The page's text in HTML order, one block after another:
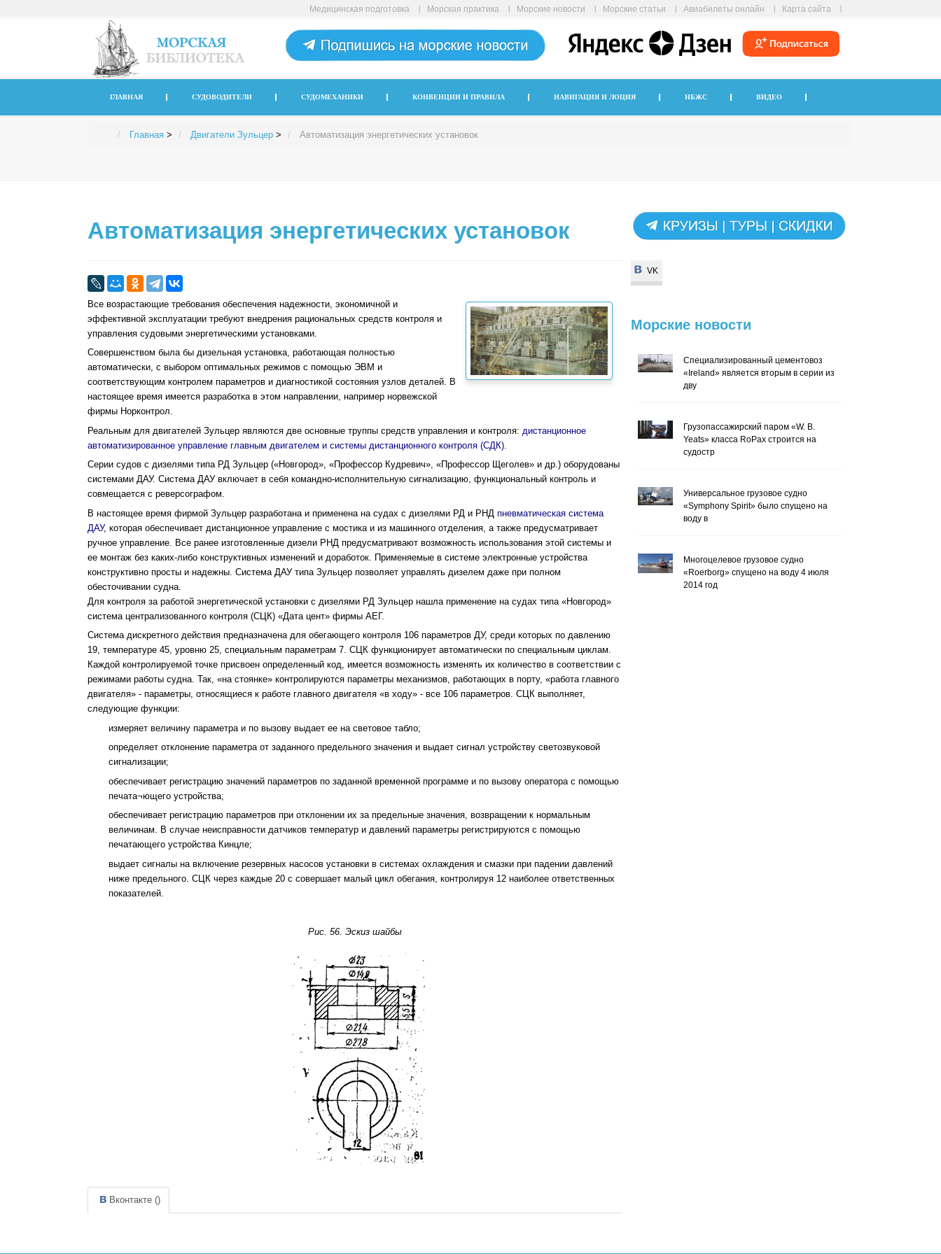
Медицинская подготовка Морская практика Морские новости Морские статьи Авиабилеты онлайн Карта сайта
ГЛАВНАЯ СУДОВОДИТЕЛИ СУДОМЕХАНИКИ КОНВЕНЦИИ И ПРАВИЛА НАВИГАЦИЯ И ЛОЦИЯ НБЖС ВИДЕО
Главная > Двигатели Зульцер > Автоматизация энергетических установок
Автоматизация энергетических установок
Все возрастающие требования обеспечения надежности, экономичной и
эффективной эксплуатации требуют внедрения рациональных средств контроля и
управления судовыми энергетическими установками.
Совершенством была бы дизельная установка, работающая полностью
автоматически, с выбором оптимальных режимов с помощью ЭВМ и
соответствующим контролем параметров и диагностикой состояния узлов деталей. В
настоящее время имеется разработка в этом направлении, например норвежской
фирмы Норконтрол.
Реальным для двигателей Зульцер являются две основные труппы средств управления и контроля: дистанционное
автоматизированное управление главным двигателем и системы дистанционного контроля (СДК)
Серии судов с дизелями типа РД Зульцер («Новгород», «Профессор Кудревич», «Профессор Щеголев» и др.) оборудованы
системами ДАУ. Система ДАУ включает в себя командно-исполнительную сигнализацию, функциональный контроль и
совмещается с реверсографом.
В настоящее время фирмой Зульцер разработана и применена на судах с дизелями РД и РНД пневматическая система
ДАУ, которая обеспечивает дистанционное управление с мостика и из машинного отделения, а также предусматривает
ручное управление. Все ранее изготовленные дизели РНД предусматривают возможность использования этой системы и
ее монтаж без каких-либо конструктивных изменений и доработок. Применяемые в системе электронные устройства
конструктивно просты и надежны. Система ДАУ типа Зульцер позволяет управлять дизелем даже при полном
обесточивании судна.
Для контроля за работой энергетической установки с дизелями РД Зульцер нашла применение на судах типа «Новгород»
система централизованного контроля (СЦК) «Дата цент» фирмы АЕГ.
Система дискретного действия предназначена для обегающего контроля 106 параметров ДУ, среди которых по давлению
19, температуре 45, уровню 25, специальным параметрам 7. СЦК функционирует автоматически по специальным циклам.
Каждой контролируемой точке присвоен определенный код, имеется возможность изменять их количество в соответствии с
режимами работы судна. Так, «на стоянке» контролируются параметры механизмов, работающих в порту, «работа главного
двигателя» - параметры, относящиеся к работе главного двигателя «в ходу» - все 106 параметров. СЦК выполняет,
следующие функции:
измеряет величину параметра и по вызову выдает ее на световое табло;
определяет отклонение параметра от заданного предельного значения и выдает сигнал устройству светозвуковой
сигнализации;
обеспечивает регистрацию значений параметров по заданной временной программе и по вызову оператора с помощью
печата¬ющего устройства;
обеспечивает регистрацию параметров при отклонении их за предельные значения, возвращении к нормальным
величинам. В случае неисправности датчиков температур и давлений параметры регистрируются с помощью
печатающего устройства Кинцле;
выдает сигналы на включение резервных насосов установки в системах охлаждения и смазки при падении давлений
ниже предельного. СЦК через каждые 20 с совершает малый цикл обегания, контролируя 12 наиболее ответственных
показателей.
Рис. 56. Эскиз шайбы
Вконтакте ()
VK
VK
Морские новости
Специализированный цементовоз
«Ireland» является вторым в серии из
дву
Грузопассажирский паром «W. B.
Yeats» класса RoPax строится на
судостр
Универсальное грузовое судно
«Symphony Spirit» было спущено на
воду в
Многоцелевое грузовое судно
«Roerborg» спущено на воду 4 июля
2014 год